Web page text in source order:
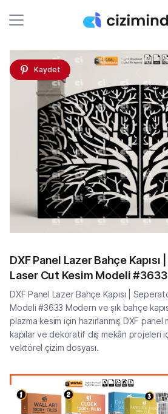
Kaydet
DXF Panel Lazer Bahçe Kapısı
Laser Cut Kesim Modeli #3633
DXF Panel Lazer Bahçe Kapısı |
Modeli #3633 Modern ve şık bahçe
plazma kesim için hazırlanmış DXF
kapılar ve dekoratif dış mekân projeleri
vektörel çizim dosyası.